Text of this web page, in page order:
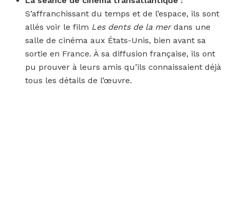
S’affranchissant du temps et de l’espace, ils sont
allés voir le film Les dents de la merdans une
salle de cinéma aux États-Unis, bien avant sa
sortie en France. À sa diffusion française, ils ont
pu prouver à leurs amis qu’ils connaissaient déjà
tous les détails de l’œuvre.